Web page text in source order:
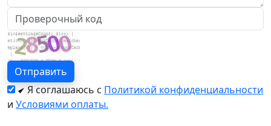
Я соглашаюсь с Политикой конфиденциальности
и Условиями оплаты.